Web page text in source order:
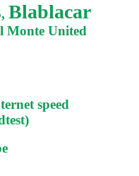
Blablacar
Monte United
speed